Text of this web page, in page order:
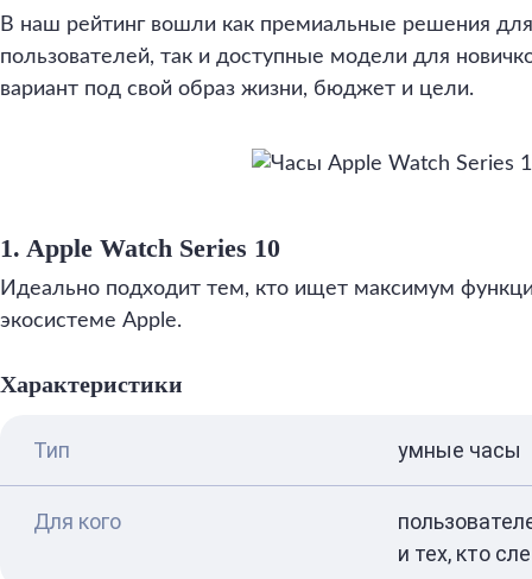
В наш рейтинг вошли как премиальные решения
пользователей, так и доступные модели для
вариант под свой образ жизни, бюджет и цели.
1. Apple Watch Series 10
Идеально подходит тем, кто ищет максимум
экосистеме Apple.
Характеристики
Тип умные часы
Для кого
и тех, кто